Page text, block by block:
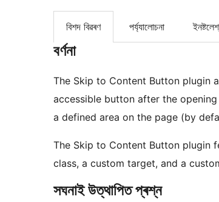
বিশদ বিৱৰণ পৰ্য্যালোচনা
বৰ্ণনা
The Skip to Content Button plugin
accessible button after the
a defined area on the page (by
The Skip to Content Button plugin
class, a custom target, and a
সঘনাই উত্থাপিত প্ৰশ্ন